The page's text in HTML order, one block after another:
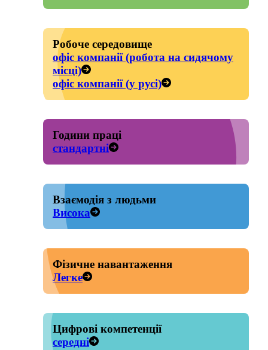
Робоче середовище
офіс компанії (робота на сидячому
місці)
офіс компанії (у русі)
Години праці
стандартні
Взаємодія з людьми
Висока
Фізичне навантаження
Легке
Цифрові компетенції
середні